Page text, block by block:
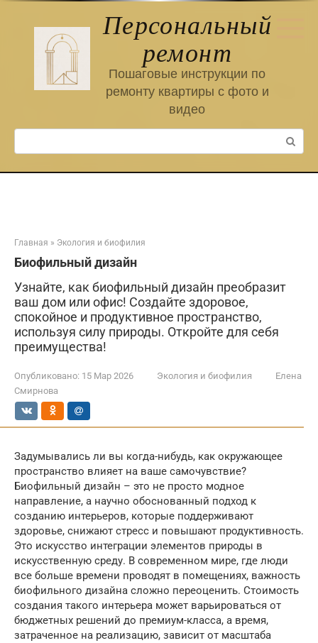
Персональный
ремонт
Пошаговые инструкции по
ремонту квартиры с фото и
видео
Поиск:
Главная » Экология и биофилия
Биофильный дизайн
Узнайте, как биофильный дизайн преобразит
ваш дом или офис! Создайте здоровое,
спокойное и продуктивное пространство,
используя силу природы. Откройте для себя
преимущества!
Опубликовано: 15 Мар 2026 Экология и биофилия
Елена
Смирнова
Задумывались ли вы когда-нибудь, как окружающее
пространство влияет на ваше самочувствие?
Биофильный дизайн – это не просто модное
направление, а научно обоснованный подход к
созданию интерьеров, которые поддерживают
здоровье, снижают стресс и повышают продуктивность.
Это искусство интеграции элементов природы в
искусственную среду. В современном мире, где люди
все больше времени проводят в помещениях, важность
биофильного дизайна сложно переоценить. Стоимость
создания такого интерьера может варьироваться от
бюджетных решений до премиум-класса, а время,
затраченное на реализацию, зависит от масштаба